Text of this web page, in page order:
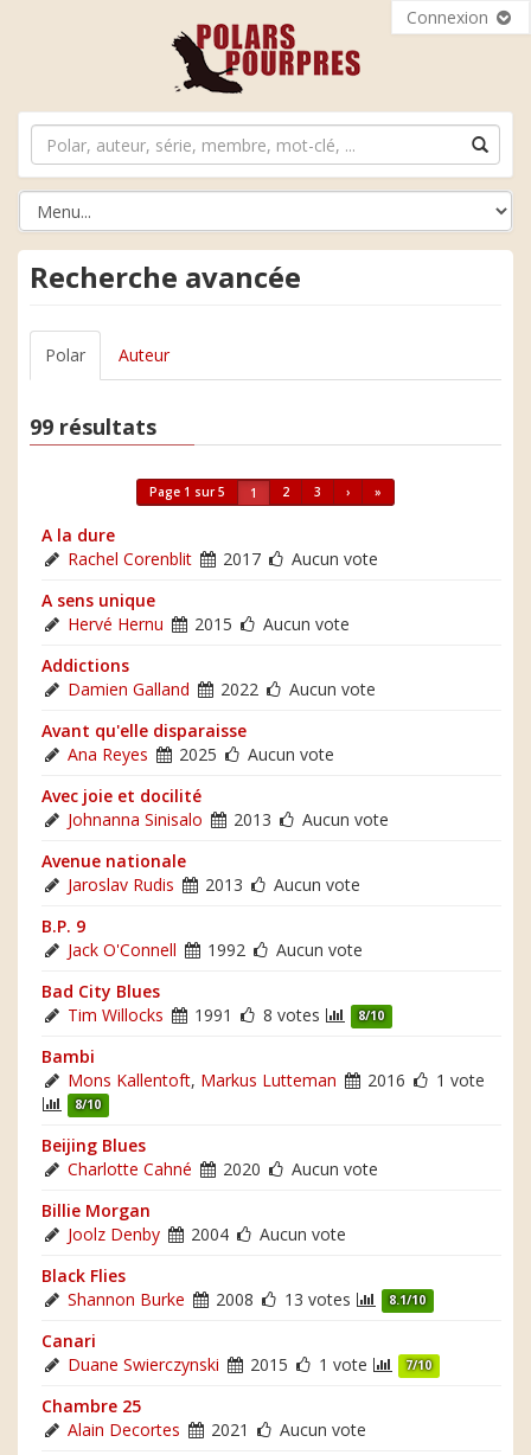
Connexion
Recherche avancée
Polar Auteur
99 résultats
Page 1 sur 5 1 2 3 › »
A la dure
Rachel Corenblit
2017
Aucun vote
A sens unique
Hervé Hernu
2015
Aucun vote
Addictions
Damien Galland
2022
Aucun vote
Avant qu'elle disparaisse
Ana Reyes
2025
Aucun vote
Avec joie et docilité
Johnanna Sinisalo
2013
Aucun vote
Avenue nationale
Jaroslav Rudis
2013
Aucun vote
B.P. 9
Jack O'Connell
1992
Aucun vote
Bad City Blues
Tim Willocks
1991 8 votes 8/10
Bambi
Mons Kallentoft, Markus Lutteman 2016 1 vote
8/10
Beijing Blues
Charlotte Cahné
2020
Aucun vote
Billie Morgan
Joolz Denby
2004
Aucun vote
Black Flies
Shannon Burke
2008 13 votes 8.1/10
Canari
Duane Swierczynski
2015 1 vote 7/10
Chambre 25
Alain Decortes
2021
Aucun vote